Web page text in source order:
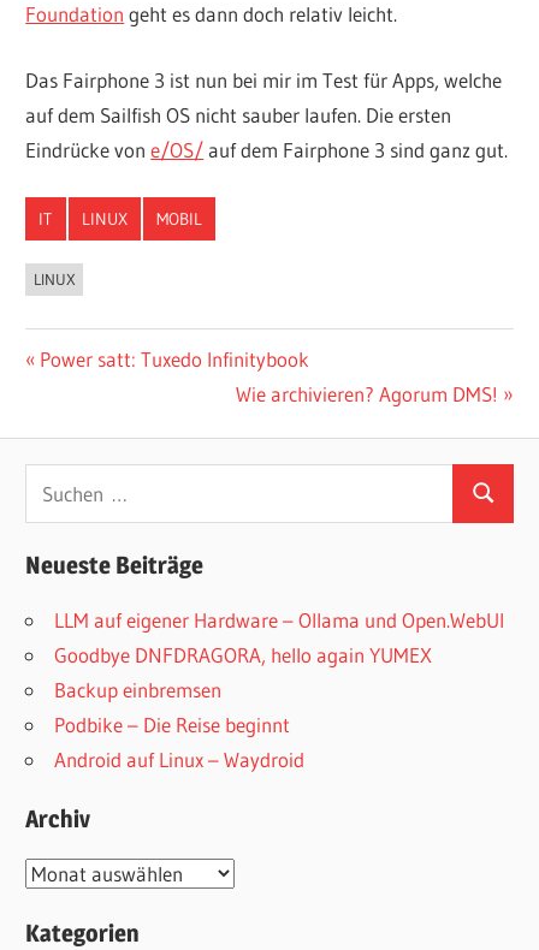
Foundation geht es dann doch relativ leicht.
Das Fairphone 3 ist nun bei mir im Test für Apps, welche
auf dem Sailfish OS nicht sauber laufen. Die ersten
Eindrücke vone/OS/auf dem Fairphone 3 sind ganz gut.
IT LINUX MOBIL
LINUX
Beitragsnavigation
Vorheriger
Power satt: Tuxedo Infinitybook
Nächster
Wie archivieren? Agorum DMS!
Suchen
Neueste Beiträge
LLM auf eigener Hardware – Ollama und Open.WebUI
Goodbye DNFDRAGORA, hello again YUMEX
Backup einbremsen
Podbike – Die Reise beginnt
Android auf Linux – Waydroid
Archiv
Archiv
Kategorien